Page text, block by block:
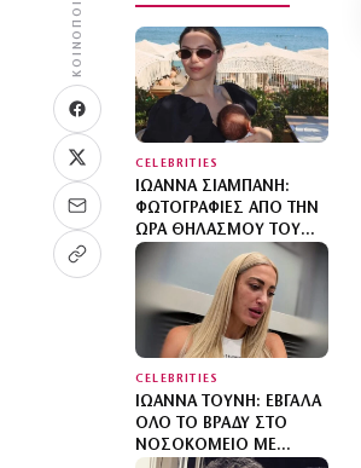
ΚΟΙΝΟΠΟΊΗΣΗ
CELEBRITIES
ΙΩΆΝΝΑ ΣΙΑΜΠΆΝΗ:
ΦΩΤΟΓΡΑΦΊΕΣ ΑΠΌ ΤΗΝ
ΏΡΑ ΘΗΛΑΣΜΟΎ ΤΟΥ
ΓΙΟΥ ΤΗΣ ΚΑΙ ΤΟ
ΜΉΝΥΜΑ «ΥΠΆΡΧΕΙ ΚΆΤΙ
ΜΑΓΙΚΌ ΣΕ ΑΥΤΈΣ ΤΙΣ
ΑΡΓΈΣ ΜΈΡΕΣ»
CELEBRITIES
ΙΩΆΝΝΑ ΤΟΎΝΗ: ΈΒΓΑΛΑ
ΌΛΟ ΤΟ ΒΡΆΔΥ ΣΤΟ
ΝΟΣΟΚΟΜΕΊΟ ΜΕ